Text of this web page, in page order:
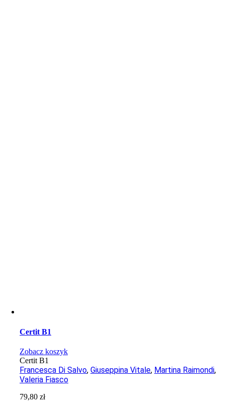
Certit B1
Zobacz koszyk
Certit B1
Francesca Di Salvo,Giuseppina Vitale, Martina Raimondi,
Valeria Fiasco
79,80zł